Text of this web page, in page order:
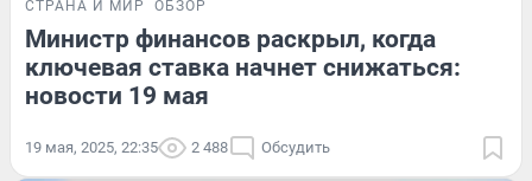
СТРАНА И МИР ОБЗОР
Министр финансов раскрыл, когда
ключевая ставка начнет снижаться:
новости 19 мая
19 мая, 2025, 22:35 2 488 Обсудить